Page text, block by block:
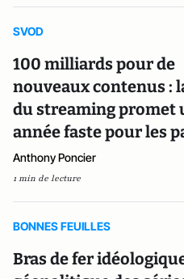
SVOD
100 milliards pour de
nouveaux contenus :
du streaming promet
année faste pour les
Anthony Poncier
1 min de lecture
BONNES FEUILLES
Bras de fer